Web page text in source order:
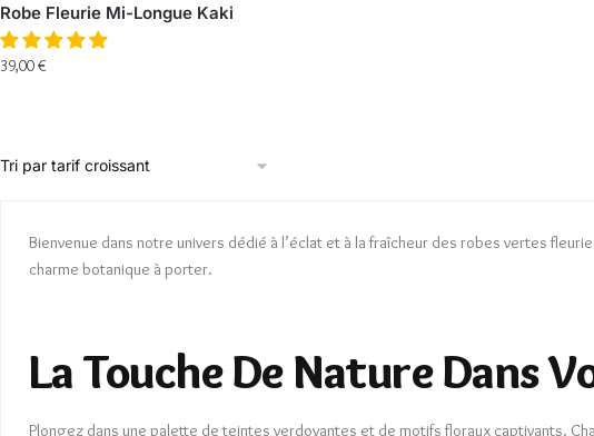
Robe Fleurie Mi-Longue Kaki
39,00€
Bienvenue dans notre univers dédié à l’éclat et à la fraîcheur des robes vertes
charme botanique à porter.
La Touche De Nature Dans
Plongez dans une palette de teintes verdoyantes et de motifs floraux captivants.